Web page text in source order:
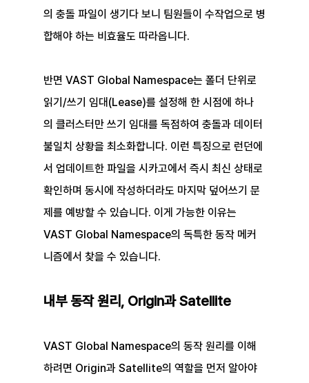
의 충돌 파일이 생기다 보니 팀원들이 수작업으로 병
합해야 하는 비효율도 따라옵니다.
반면 VAST Global Namespace는 폴더 단위로
읽기/쓰기 임대(Lease)를 설정해 한 시점에 하나
의 클러스터만 쓰기 임대를 독점하여 충돌과 데이터
불일치 상황을 최소화합니다. 이런 특징으로 런던에
서 업데이트한 파일을 시카고에서 즉시 최신 상태로
확인하며 동시에 작성하더라도 마지막 덮어쓰기 문
제를 예방할 수 있습니다. 이게 가능한 이유는
VAST Global Namespace의 독특한 동작 메커
니즘에서 찾을 수 있습니다.
내부 동작 원리, Origin과 Satellite
VAST Global Namespace의 동작 원리를 이해
하려면 Origin과 Satellite의 역할을 먼저 알아야